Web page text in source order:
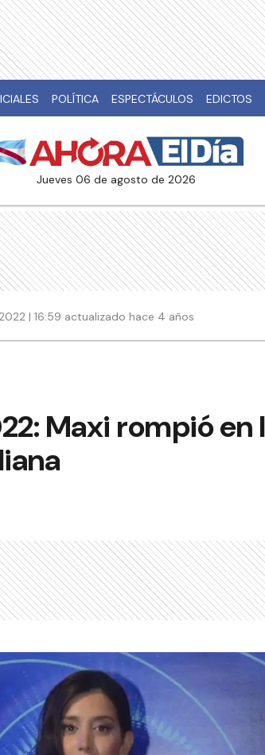
POLÍTICA ESPECTÁCULOS EDICTOS
jueves 06 de agosto de 2026
| 16:59 actualizado hace 4 años
Maxi rompió en